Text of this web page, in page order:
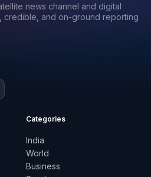
news channel and digital
credible, and on-ground reporting
Categories
India
World
Business